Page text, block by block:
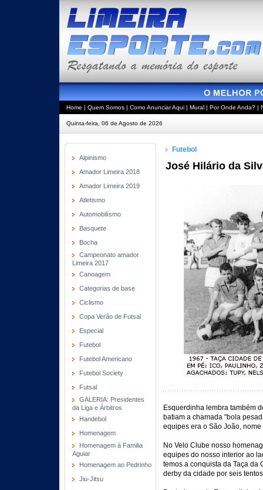
Home | Quem Somos | Como Anunciar Aqui | Mural | Por Onde Anda? |
Quinta-feira, 06 de Agosto de 2026
Alpinismo
Amador Limeira 2018
Amador Limeira 2019
Atletismo
Automobilísmo
Basquete
Bocha
Campeonato amador
Limeira 2017
Canoagem
Categorias de base
Ciclismo
Copa Verão de Futsal
Especial
Futebol
Futebol Americano
Futebol Society
Futsal
GALERIA: Presidentes
da Liga e Árbitros
Handebol
Homenagem
Homenagem à Familia
Aguiar
Homenagem ao Pedrinho
Jiu-Jitsu
Futebol
José Hilário da
Esquerdinha lembra também
batiam a chamada "bola
equipes era o São João,
No Velo Clube nosso
equipes do nosso interior ao
temos a conquista da Taça da
derby da cidade por seis